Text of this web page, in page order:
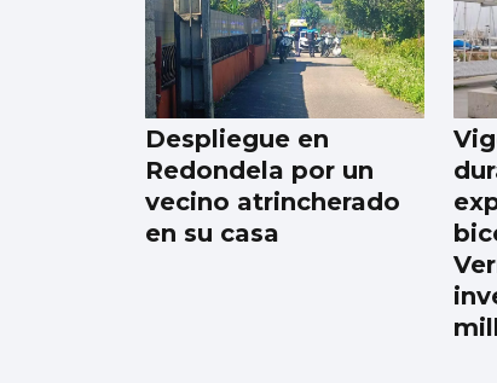
NATACIÓN ARTÍSTICA
Iris Tió consigue la
medalla de oro en
solo técnico del
Europeo de París
Despliegue en
Redondela por un
vecino atrincherado
en su casa